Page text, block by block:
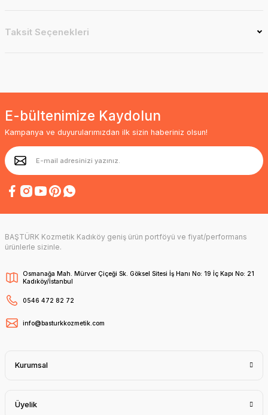
Taksit Seçenekleri
E-bültenimize Kaydolun
Kampanya ve duyurularımızdan ilk sizin haberiniz olsun!
BAŞTÜRK Kozmetik Kadıköy geniş ürün portföyü ve fiyat/performans
ürünlerle sizinle.
Osmanağa Mah. Mürver Çiçeği Sk. Göksel Sitesi İş Hanı No: 19 İç Kapı No: 21
Kadıköy/İstanbul
0546 472 82 72
info@basturkkozmetik.com
Kurumsal
Üyelik